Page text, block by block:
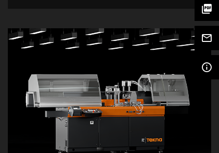
picture_as_pdf
mail_outline
info_outline